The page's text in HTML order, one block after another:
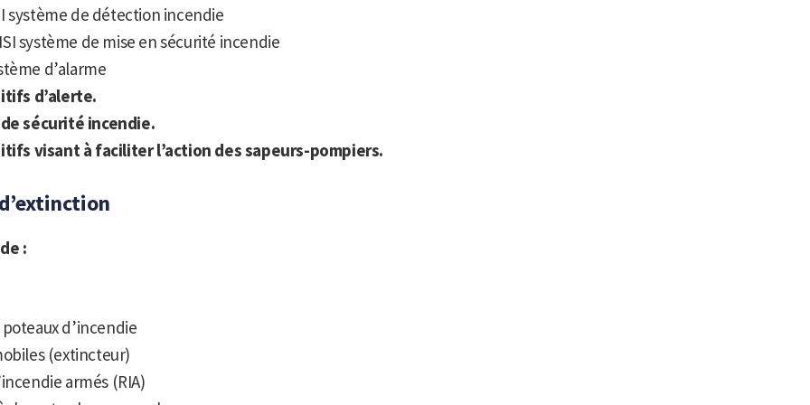
système de détection incendie
système de mise en sécurité incendie
d’alarme
d’alerte.
sécurité incendie.
visant à faciliter l’action des sapeurs-pompiers.
:
d’incendie
(extincteur)
armés (RIA)